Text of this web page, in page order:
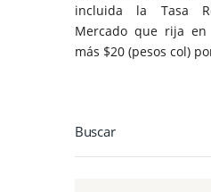
incluida la Tasa
Mercado que rija
más $20 (pesos col)
Buscar